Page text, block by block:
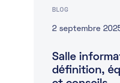
Contactez-nous
À propos
Marketplace
BLOG
2 septembre
Salle
définition,